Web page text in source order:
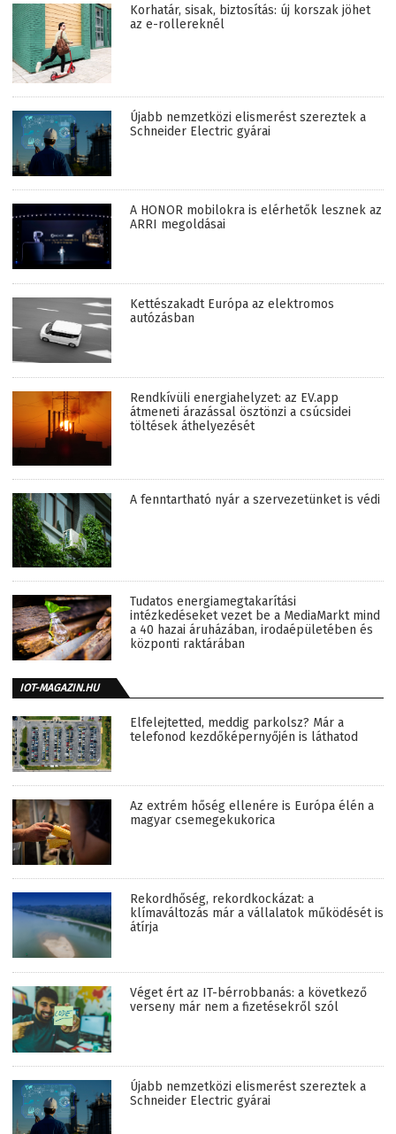
Korhatár, sisak, biztosítás: új korszak jöhet
az e-rollereknél
Újabb nemzetközi elismerést szereztek a
Schneider Electric gyárai
A HONOR mobilokra is elérhetők lesznek az
ARRI megoldásai
Kettészakadt Európa az elektromos
autózásban
Rendkívüli energiahelyzet: az EV.app
átmeneti árazással ösztönzi a csúcsidei
töltések áthelyezését
A fenntartható nyár a szervezetünket is védi
Tudatos energiamegtakarítási
intézkedéseket vezet be a MediaMarkt mind
a 40 hazai áruházában, irodaépületében és
központi raktárában
IOT-MAGAZIN.HU
Elfelejtetted, meddig parkolsz? Már a
telefonod kezdőképernyőjén is láthatod
Az extrém hőség ellenére is Európa élén a
magyar csemegekukorica
Rekordhőség, rekordkockázat: a
klímaváltozás már a vállalatok működését is
átírja
Véget ért az IT-bérrobbanás: a következő
verseny már nem a fizetésekről szól
Újabb nemzetközi elismerést szereztek a
Schneider Electric gyárai